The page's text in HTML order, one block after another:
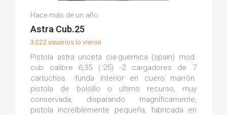
Alberto S.
Hace más de un año
Astra Cub.25
3222 usuarios lo vieron
Pistola astra unceta cia-guernica (spain) mod.
cub calibre 6,35 (.25) -2 cargadores de 7
cartuchos. -funda interior en cuero marrón.
pistola de bolsillo o ultimo recurso, muy
conservada, disparando magníficamente,
pistola increíblemente pequeña, fabricada en